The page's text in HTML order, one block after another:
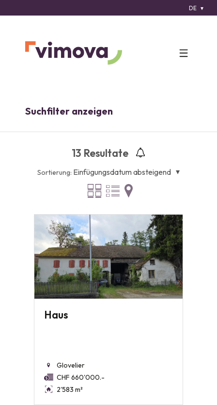
DE
Suchfilter anzeigen
13 Resultate
Sortierung: Einfügungsdatum absteigend
Haus
Glovelier
CHF 660'000.-
2'583 m²